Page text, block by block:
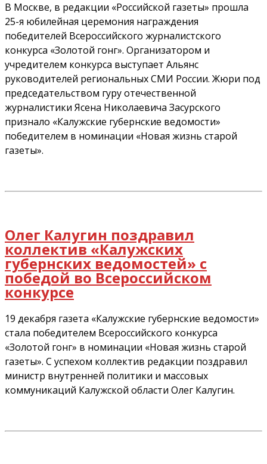
В Москве, в редакции «Российской газеты» прошла
25-я юбилейная церемония награждения
победителей Всероссийского журналистского
конкурса «Золотой гонг». Организатором и
учредителем конкурса выступает Альянс
руководителей региональных СМИ России. Жюри под
председательством гуру отечественной
журналистики Ясена Николаевича Засурского
признало «Калужские губернские ведомости»
победителем в номинации «Новая жизнь старой
газеты».
Олег Калугин поздравил
коллектив «Калужских
губернских ведомостей» с
победой во Всероссийском
конкурсе
19 декабря газета «Калужские губернские ведомости»
стала победителем Всероссийского конкурса
«Золотой гонг» в номинации «Новая жизнь старой
газеты». С успехом коллектив редакции поздравил
министр внутренней политики и массовых
коммуникаций Калужской области Олег Калугин.